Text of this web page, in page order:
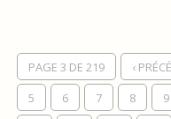
PAGE 3 DE 219 ‹
5
6 7 8 9